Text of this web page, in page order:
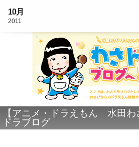
10月
2011
【アニメ・ドラえもん 水田
ドラブログ